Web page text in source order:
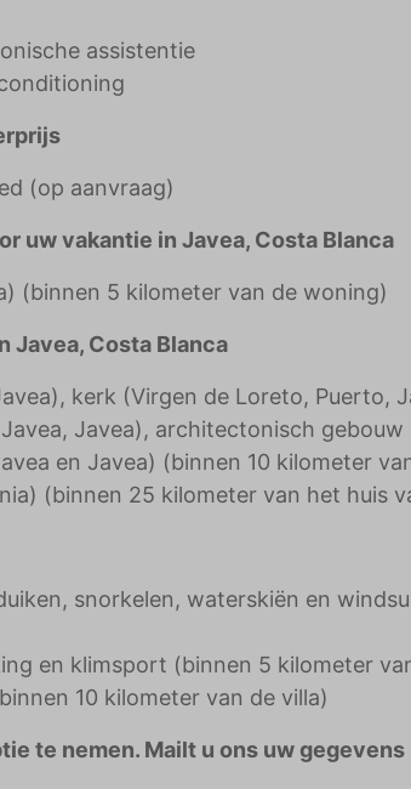
assistentie
(op aanvraag)
uw vakantie in Javea, Costa Blanca
(binnen 5 kilometer van de woning)
Javea, Costa Blanca
kerk (Virgen de Loreto, Puerto,
Javea), architectonisch gebouw
en Javea) (binnen 10 kilometer
(binnen 25 kilometer van het huis
snorkelen, waterskiën en
en klimsport (binnen 5 kilometer
10 kilometer van de villa)
te nemen. Mailt u ons uw